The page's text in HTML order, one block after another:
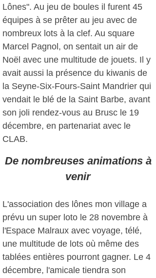
Lônes". Au jeu de boules il furent 45
équipes à se prêter au jeu avec de
nombreux lots à la clef. Au square
Marcel Pagnol, on sentait un air de
Noël avec une multitude de jouets. Il y
avait aussi la présence du kiwanis de
la Seyne-Six-Fours-Saint Mandrier qui
vendait le blé de la Saint Barbe, avant
son joli rendez-vous au Brusc le 19
décembre, en partenariat avec le
CLAB.
De nombreuses animations à
venir
L'association des lônes mon village a
prévu un super loto le 28 novembre à
l'Espace Malraux avec voyage, télé,
une multitude de lots où même des
tablées entières pourront gagner. Le 4
décembre, l'amicale tiendra son